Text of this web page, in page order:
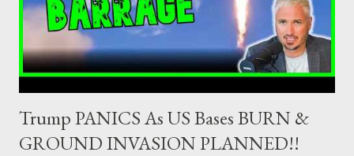
the government securities market, i.e., to participate in the
syndications and auctions of Greek government securities in
the primary mark...
Trump PANICS As US Bases BURN &
GROUND INVASION PLANNED!!